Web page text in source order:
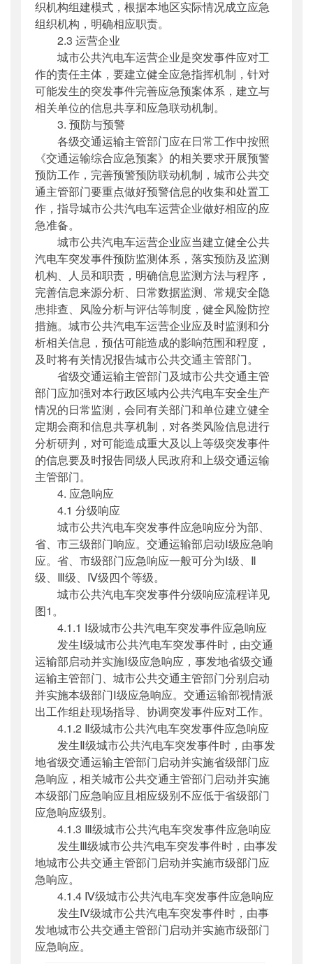
织机构组建模式，根据本地区实际情况成立应急
组织机构，明确相应职责。
2.3 运营企业
城市公共汽电车运营企业是突发事件应对工
作的责任主体，要建立健全应急指挥机制，针对
可能发生的突发事件完善应急预案体系，建立与
相关单位的信息共享和应急联动机制。
3. 预防与预警
各级交通运输主管部门应在日常工作中按照
《交通运输综合应急预案》的相关要求开展预警
预防工作，完善预警预防联动机制，城市公共交
通主管部门要重点做好预警信息的收集和处置工
作，指导城市公共汽电车运营企业做好相应的应
急准备。
城市公共汽电车运营企业应当建立健全公共
汽电车突发事件预防监测体系，落实预防及监测
机构、人员和职责，明确信息监测方法与程序，
完善信息来源分析、日常数据监测、常规安全隐
患排查、风险分析与评估等制度，健全风险防控
措施。城市公共汽电车运营企业应及时监测和分
析相关信息，预估可能造成的影响范围和程度，
及时将有关情况报告城市公共交通主管部门。
省级交通运输主管部门及城市公共交通主管
部门应加强对本行政区域内公共汽电车安全生产
情况的日常监测，会同有关部门和单位建立健全
定期会商和信息共享机制，对各类风险信息进行
分析研判，对可能造成重大及以上等级突发事件
的信息要及时报告同级人民政府和上级交通运输
主管部门。
4. 应急响应
4.1 分级响应
城市公共汽电车突发事件应急响应分为部、
省、市三级部门响应。交通运输部启动Ⅰ级应急响
应。省、市级部门应急响应一般可分为Ⅰ级、Ⅱ
级、Ⅲ级、Ⅳ级四个等级。
城市公共汽电车突发事件分级响应流程详见
图1。
4.1.1 Ⅰ级城市公共汽电车突发事件应急响应
发生Ⅰ级城市公共汽电车突发事件时，由交通
运输部启动并实施Ⅰ级应急响应，事发地省级交通
运输主管部门、城市公共交通主管部门分别启动
并实施本级部门Ⅰ级应急响应。交通运输部视情派
出工作组赴现场指导、协调突发事件应对工作。
4.1.2 Ⅱ级城市公共汽电车突发事件应急响应
发生Ⅱ级城市公共汽电车突发事件时，由事发
地省级交通运输主管部门启动并实施省级部门应
急响应，相关城市公共交通主管部门启动并实施
本级部门应急响应且相应级别不应低于省级部门
应急响应级别。
4.1.3 Ⅲ级城市公共汽电车突发事件应急响应
发生Ⅲ级城市公共汽电车突发事件时，由事发
地城市公共交通主管部门启动并实施市级部门应
急响应。
4.1.4 Ⅳ级城市公共汽电车突发事件应急响应
发生Ⅳ级城市公共汽电车突发事件时，由事
发地城市公共交通主管部门启动并实施市级部门
应急响应。